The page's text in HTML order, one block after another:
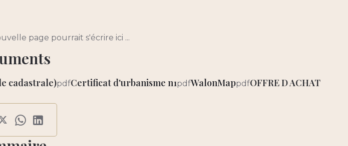
page pourrait s'écrire ici ...
cadastrale)pdfCertificat d'urbanisme n1pdfWalonMappdfOFFRE D ACHAT